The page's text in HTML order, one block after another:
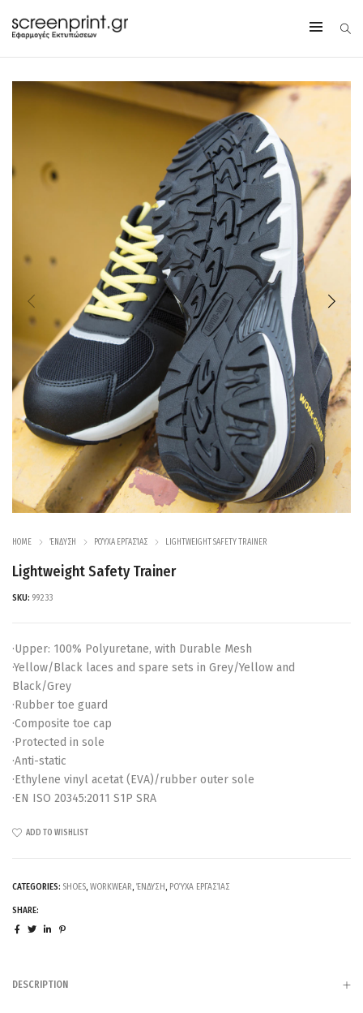
HOME ΈΝΔΥΣΗ ΡΟΎΧΑ ΕΡΓΑΣΊΑΣ LIGHTWEIGHT SAFETY TRAINER
Lightweight Safety Trainer
SKU: 99233
·Upper: 100% Polyuretane, with Durable Mesh
·Yellow/Black laces and spare sets in Grey/Yellow and
Black/Grey
·Rubber toe guard
·Composite toe cap
·Protected in sole
·Anti-static
·Ethylene vinyl acetat (EVA)/rubber outer sole
·EN ISO 20345:2011 S1P SRA
ADD TO WISHLIST
CATEGORIES: SHOES, WORKWEAR, ΈΝΔΥΣΗ, ΡΟΎΧΑ ΕΡΓΑΣΊΑΣ
SHARE:
DESCRIPTION